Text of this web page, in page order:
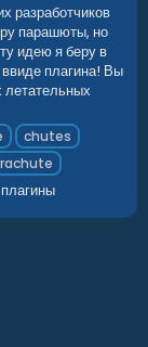
разработчиков
парашюты, но
идею я беру в
плагина! Вы
chutes